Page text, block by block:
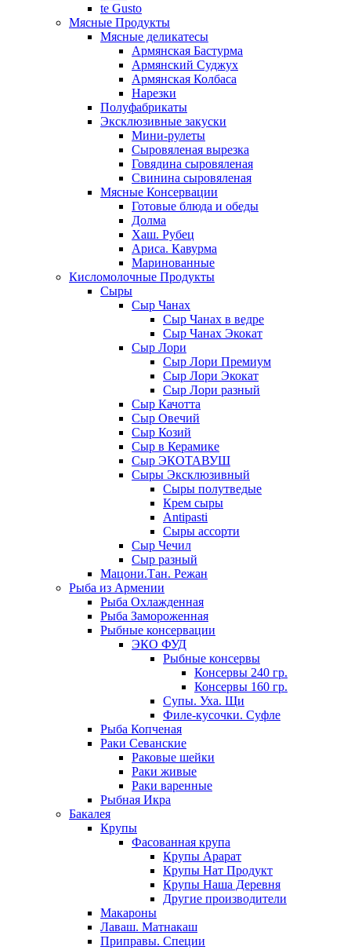
te Gusto
Мясные Продукты
Мясные деликатесы
Армянская Бастурма
Армянский Суджух
Армянская Колбаса
Нарезки
Полуфабрикаты
Эксклюзивные закуски
Мини-рулеты
Сыровяленая вырезка
Говядина сыровяленая
Свинина сыровяленая
Мясные Консервации
Готовые блюда и обеды
Долма
Хаш. Рубец
Ариса. Кавурма
Маринованные
Кисломолочные Продукты
Сыры
Сыр Чанах
Сыр Чанах в ведре
Сыр Чанах Экокат
Сыр Лори
Сыр Лори Премиум
Сыр Лори Экокат
Сыр Лори разный
Сыр Качотта
Сыр Овечий
Сыр Козий
Сыр в Керамике
Сыр ЭКОТАВУШ
Сыры Эксклюзивный
Сыры полутведые
Крем сыры
Antipasti
Сыры ассорти
Сыр Чечил
Сыр разный
Мацони.Тан. Режан
Рыба из Армении
Рыба Охлажденная
Рыба Замороженная
Рыбные консервации
ЭКО ФУД
Рыбные консервы
Консервы 240 гр.
Консервы 160 гр.
Супы. Уха. Щи
Филе-кусочки. Суфле
Рыба Копченая
Раки Севанские
Раковые шейки
Раки живые
Раки варенные
Рыбная Икра
Бакалея
Крупы
Фасованная крупа
Крупы Арарат
Крупы Нат Продукт
Крупы Наша Деревня
Другие производители
Макароны
Лаваш. Матнакаш
Приправы. Специи